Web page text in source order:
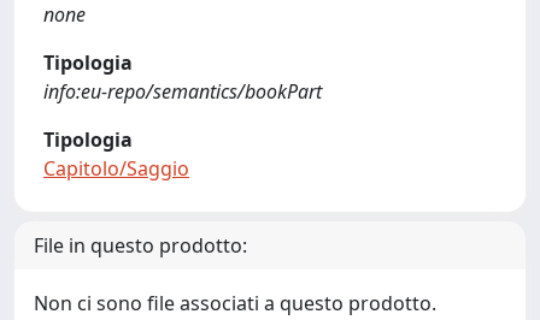
none
Tipologia
info:eu-repo/semantics/bookPart
Tipologia
Capitolo/Saggio
File in questo prodotto:
Non ci sono file associati a questo prodotto.